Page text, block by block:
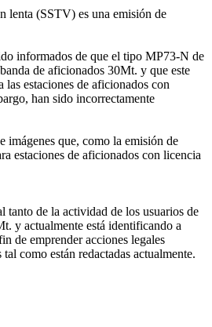
lenta (SSTV) es una emisión de
informados de que el tipo MP73-N de
de aficionados 30Mt. y que este
las estaciones de aficionados con
han sido incorrectamente
imágenes que, como la emisión de
estaciones de aficionados con licencia
tanto de la actividad de los usuarios de
y actualmente está identificando a
de emprender acciones legales
como están redactadas actualmente.